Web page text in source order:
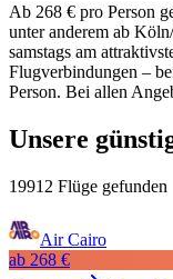
Ab 268 € pro Person
unter anderem ab
samstags am
Flugverbindungen –
Person. Bei allen
Unsere
19912 Flüge gefunden
Air Cairo
ab 268 €